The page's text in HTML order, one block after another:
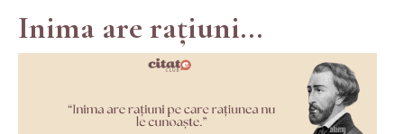
Inima are rațiuni...